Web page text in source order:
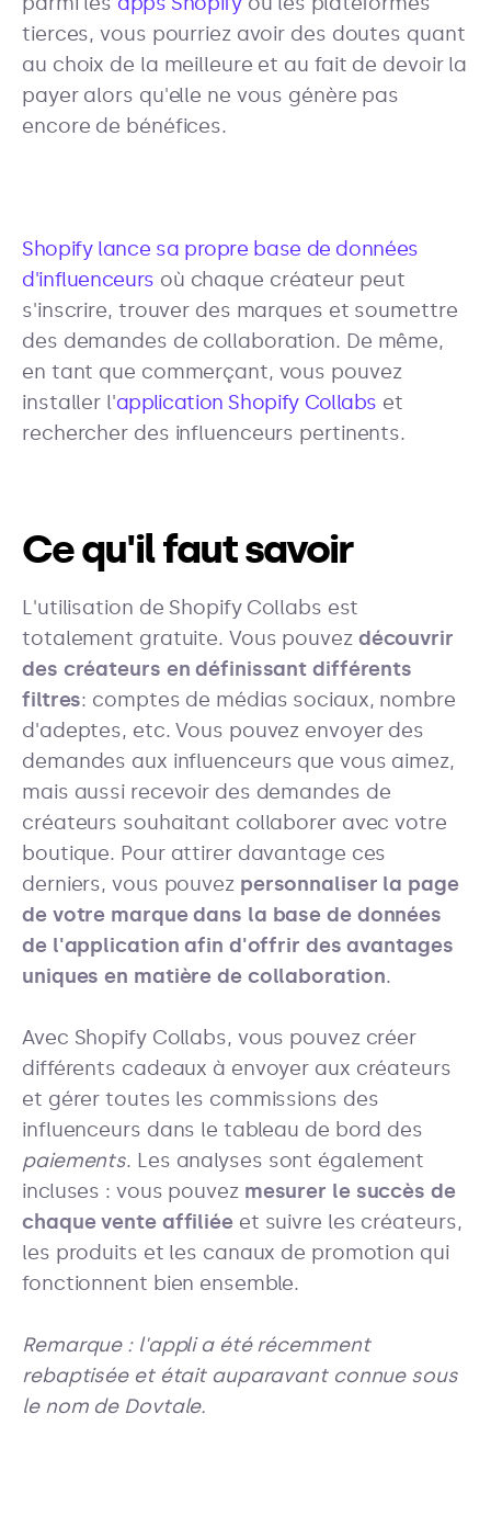
tierces, vous pourriez avoir des doutes quant
au choix de la meilleure et au fait de devoir la
payer alors qu'elle ne vous génère pas
encore de bénéfices.
Shopify lance sa propre base de données
d'influenceurs où chaque créateur peut
s'inscrire, trouver des marques et soumettre
des demandes de collaboration. De même,
en tant que commerçant, vous pouvez
installer l'application Shopify Collabs et
rechercher des influenceurs pertinents.
Ce qu'il faut savoir
L'utilisation de Shopify Collabs est
totalement gratuite. Vous pouvez découvrir
des créateurs en définissant différents
filtres: comptes de médias sociaux, nombre
d'adeptes, etc. Vous pouvez envoyer des
demandes aux influenceurs que vous aimez,
mais aussi recevoir des demandes de
créateurs souhaitant collaborer avec votre
boutique. Pour attirer davantage ces
derniers, vous pouvez personnaliser la page
de votre marque dans la base de données
de l'application afin d'offrir des avantages
uniques en matière de collaboration.
Avec Shopify Collabs, vous pouvez créer
différents cadeaux à envoyer aux créateurs
et gérer toutes les commissions des
influenceurs dans le tableau de bord des
paiements. Les analyses sont également
incluses : vous pouvez mesurer le succès de
chaque vente affiliée et suivre les créateurs,
les produits et les canaux de promotion qui
fonctionnent bien ensemble.
Remarque : l'appli a été récemment
rebaptisée et était auparavant connue sous
le nom de Dovtale.